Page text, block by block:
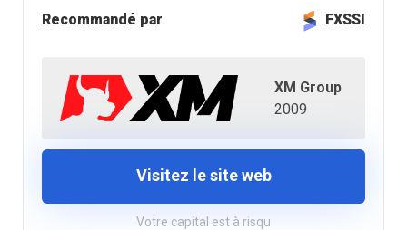
Recommandé par FXSSI
XM Group
2009
Visitez le site web
Votre capital est à risqu